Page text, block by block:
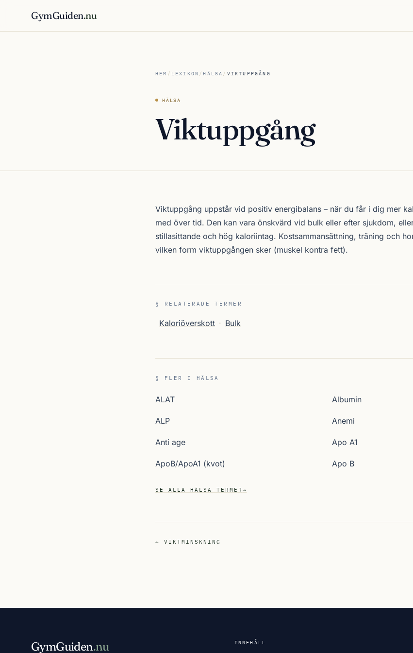
GymGuiden.nu
HEM / LEXIKON /HÄLSA / VIKTUPPGÅNG
HÄLSA
Viktuppgång
Viktuppgång uppstår vid positiv energibalans – när du får i dig mer
med över tid. Den kan vara önskvärd vid bulk eller efter sjukdom,
stillasittande och hög kaloriintag. Kostsammansättning, träning och
vilken form viktuppgången sker (muskel kontra fett).
§ RELATERADE TERMER
Kaloriöverskott · Bulk
§ FLER I HÄLSA
ALAT Albumin
ALP Anemi
Anti age Apo A1
ApoB/ApoA1 (kvot) Apo B
SE ALLA HÄLSA-TERMER →
← VIKTMINSKNING
GymGuiden.nu INNEHÅLL